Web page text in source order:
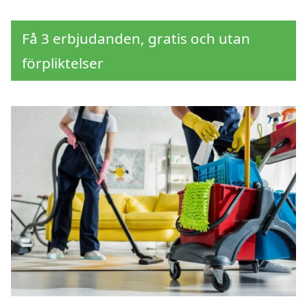
Få 3 erbjudanden, gratis och utan
förpliktelser